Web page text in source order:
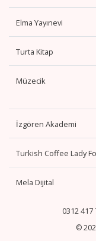
Elma Yayınevi
Turta Kitap
Müzecik
İzgören Akademi
Turkish Coffee Lady
Mela Dijital
0312 417
©